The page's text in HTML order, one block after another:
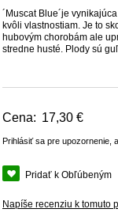
´Muscat Blue´je
kvôli vlastnostiam. Je to
hubovým chorobám ale
stredne husté. Plody sú
Cena: 17,30 €
Prihlásiť sa pre upozornenie,
Pridať k Obľúbeným
Napíše recenziu k tomuto